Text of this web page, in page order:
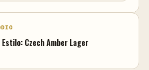
Czech Amber Lager